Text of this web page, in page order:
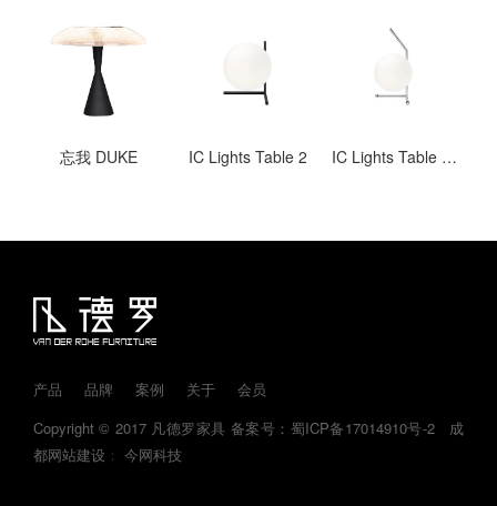
忘我 DUKE IC Lights Table 2 IC Lights Table 1 Low
产品 品牌 案例 关于
会员
Copyright © 2017 凡德罗家具 备案号：蜀ICP备17014910号-2
成
都网站建设 ： 今网科技